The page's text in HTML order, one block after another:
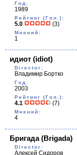
Год:
1989
Рейтинг (Гол.):
5.0 (3)
Мнений:
1
идиот (idiot)
Director:
Владимир Бортко
Год:
2003
Рейтинг (Гол.):
4.1 (7)
Мнений:
4
Бригада(Brigada)
Director:
Алексей Сидоров